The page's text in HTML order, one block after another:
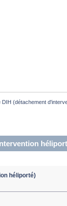
DIH (détachement
héliporté)